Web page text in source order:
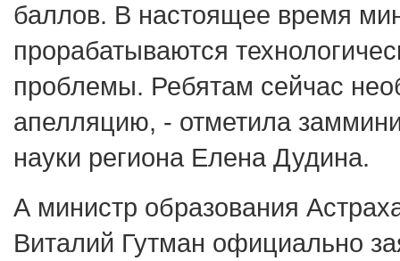
баллов. В настоящее время
прорабатываются
проблемы. Ребятам сейчас
апелляцию, - отметила
науки региона Елена Дудина.
А министр образования
Виталий Гутман официально